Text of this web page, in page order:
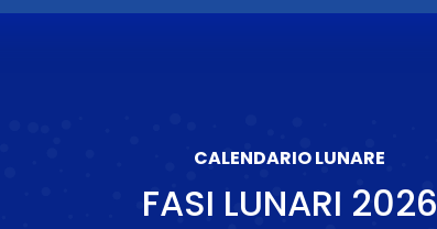
CALENDARIO LUNARE
FASI LUNARI 2026